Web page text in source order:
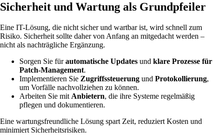
Sicherheit und Wartung als Grundpfeiler
Eine IT-Lösung, die nicht sicher und wartbar ist, wird schnell zum
Risiko. Sicherheit sollte daher von Anfang an mitgedacht werden –
nicht als nachträgliche Ergänzung.
Sorgen Sie fürautomatische Updates und klare Prozesse für
Patch-Management.
Implementieren Sie Zugriffssteuerung und Protokollierung,
um Vorfälle nachvollziehen zu können.
Arbeiten Sie mit Anbietern, die ihre Systeme regelmäßig
pflegen und dokumentieren.
Eine wartungsfreundliche Lösung spart Zeit, reduziert Kosten und
minimiert Sicherheitsrisiken.